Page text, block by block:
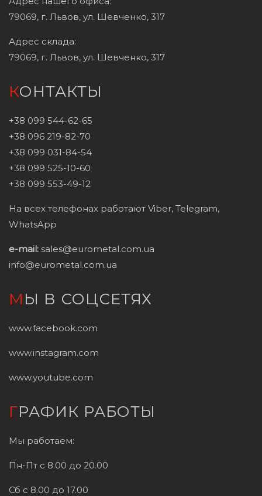
79069, г. Львов, ул. Шевченко, 317
Адрес склада:
79069, г. Львов, ул. Шевченко, 317
КОНТАКТЫ
+38 099 544-62-65
+38 096 219-82-70
+38 099 031-84-54
+38 099 525-10-60
+38 099 553-49-12
На всех телефонах работают Viber, Telegram,
WhatsApp
e-mail: sales@eurometal.com.ua
info@eurometal.com.ua
МЫ В СОЦСЕТЯХ
www.facebook.com
www.instagram.com
www.youtube.com
ГРАФИК РАБОТЫ
Мы работаем:
Пн-Пт с 8.00 до 20.00
Сб с 8.00 до 17.00